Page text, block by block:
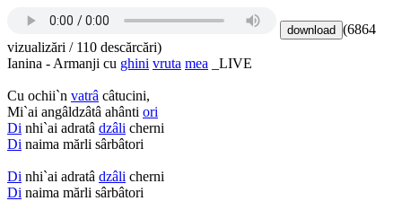
(6864
vizualizări / 110 descărcări)
Ianina - Armanji cu ghini vruta mea _LIVE
Cu ochii`n vatrâ câtucini,
Mi`ai angâldzâtâ ahânti ori
Di nhi`ai adratâ dzâli cherni
Di naima mărli sârbâtori
Di nhi`ai adratâ dzâli cherni
Di naima mărli sârbâtori